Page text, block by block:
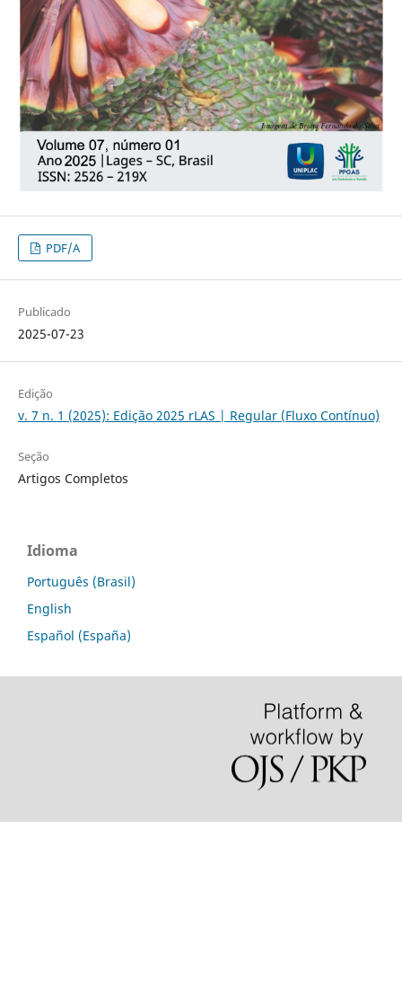
PDF/A
Publicado
2025-07-23
Edição
v. 7 n. 1 (2025): Edição 2025 rLAS | Regular (Fluxo Contínuo)
Seção
Artigos Completos
Idioma
Português (Brasil)
English
Español (España)